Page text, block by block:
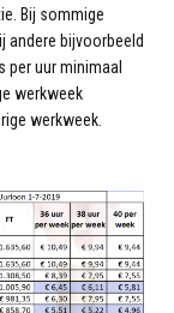
Bij sommige
andere bijvoorbeeld
per uur minimaal
werkweek
werkweek.